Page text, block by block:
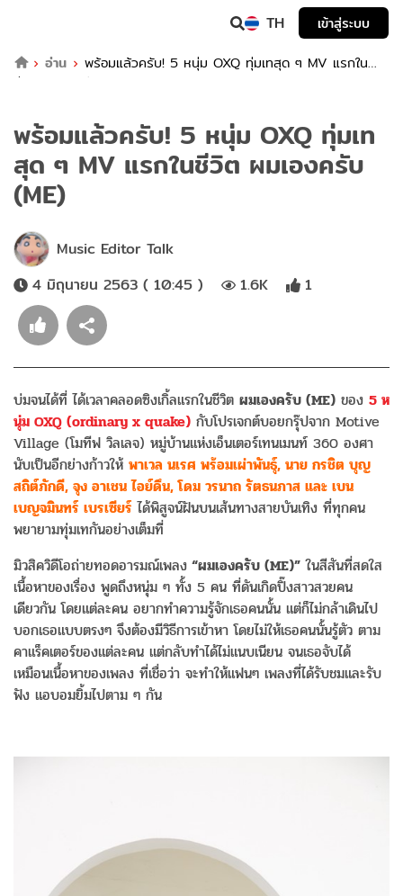
TH
เข้าสู่ระบบ
อ่าน
พร้อมแล้วครับ! 5 หนุ่ม OXQ ทุ่มเทสุด ๆ MV แรกใน
ชีวิต ผมเองครับ (ME)
พร้อมแล้วครับ! 5 หนุ่ม OXQ ทุ่มเท
สุด ๆ MV แรกในชีวิต ผมเองครับ
(ME)
Music Editor Talk
4 มิถุนายน 2563 ( 10:45 )
1.6K 1
บ่มจนได้ที่ ได้เวลาคลอดซิงเกิ้ลแรกในชีวิต ผมเองครับ (ME) ของ 5 ห
นุ่ม OXQ (ordinary x quake) กับโปรเจกต์บอยกรุ๊ปจาก Motive
Village (โมทีฟ วิลเลจ) หมู่บ้านแห่งเอ็นเตอร์เทนเมนท์ 360 องศา
นับเป็นอีกย่างก้าวให้ พาเวล นเรศ พร้อมเผ่าพันธุ์, นาย กรชิต บุญ
สถิต์ภักดี, จุง อาเชน ไอย์ดึน, โดม วรนาถ รัตธนภาส และ เบน
เบญจมินทร์ เบรเซียร์ ได้พิสูจน์ฝันบนเส้นทางสายบันเทิง ที่ทุกคน
พยายามทุ่มเทกันอย่างเต็มที่
มิวสิควิดีโอถ่ายทอดอารมณ์เพลง “ผมเองครับ (ME)” ในสีสันที่สดใส
เนื้อหาของเรื่อง พูดถึงหนุ่ม ๆ ทั้ง 5 คน ที่ดันเกิดปิ๊งสาวสวยคน
เดียวกัน โดยแต่ละคน อยากทำความรู้จักเธอคนนั้น แต่ก็ไม่กล้าเดินไป
บอกเธอแบบตรงๆ จึงต้องมีวิธีการเข้าหา โดยไม่ให้เธอคนนั้นรู้ตัว ตาม
คาแร็คเตอร์ของแต่ละคน แต่กลับทำได้ไม่แนบเนียน จนเธอจับได้
เหมือนเนื้อหาของเพลง ที่เชื่อว่า จะทำให้แฟนๆ เพลงที่ได้รับชมและรับ
ฟัง แอบอมยิ้มไปตาม ๆ กัน